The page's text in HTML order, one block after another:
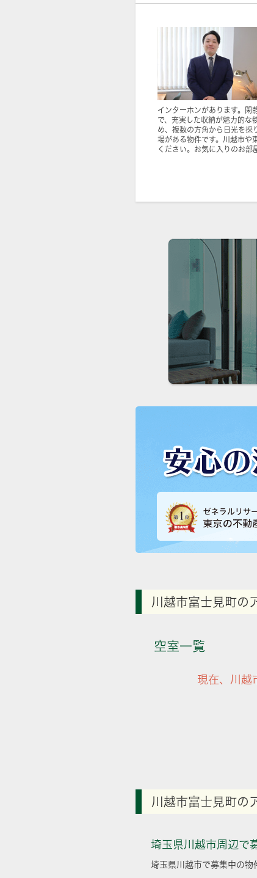
インターホンがあります。閑
で、充実した収納が魅力的な
め、複数の方角から日光を採
場がある物件です。川越市や
ください。お気に入りのお部
川越市富士見町の
空室一覧
現在、川越
川越市富士見町の
埼玉県川越市周辺で
埼玉県川越市で募集中の物